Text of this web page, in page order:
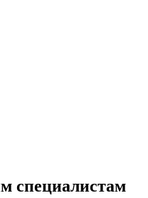
специалистам